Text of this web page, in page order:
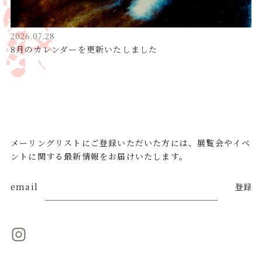
2026.07.28
8月のカレンダーを更新いたしました
メーリングリストにご登録いただいた方には、展覧会やイベ
ントに関する最新情報をお届けいたします。
email 登録